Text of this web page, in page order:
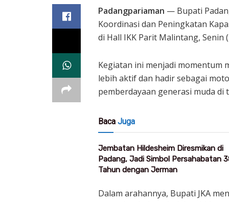
Padangpariaman — Bupati
Koordinasi dan Peningkatan
di Hall IKK Parit Malintang, Senin
Kegiatan ini menjadi momentum
lebih aktif dan hadir sebagai
pemberdayaan generasi muda di
Baca Juga
Jembatan Hildesheim Diresmikan di
Padang, Jadi Simbol Persahabatan
Tahun dengan Jerman
Dalam arahannya, Bupati JKA